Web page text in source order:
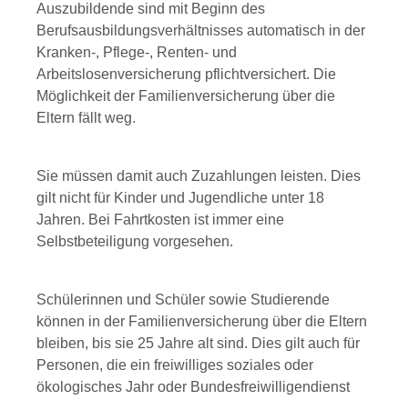
Auszubildende sind mit Beginn des
Berufsausbildungsverhältnisses automatisch in der
Kranken-, Pflege-, Renten- und
Arbeitslosenversicherung pflichtversichert. Die
Möglichkeit der Familienversicherung über die
Eltern fällt weg.
Sie müssen damit auch Zuzahlungen leisten. Dies
gilt nicht für Kinder und Jugendliche unter 18
Jahren. Bei Fahrtkosten ist immer eine
Selbstbeteiligung vorgesehen.
Schülerinnen und Schüler sowie Studierende
können in der Familienversicherung über die Eltern
bleiben, bis sie 25 Jahre alt sind. Dies gilt auch für
Personen, die ein freiwilliges soziales oder
ökologisches Jahr oder Bundesfreiwilligendienst